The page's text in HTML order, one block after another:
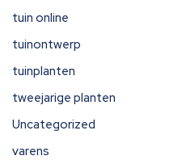
tuin online
tuinontwerp
tuinplanten
tweejarige planten
Uncategorized
varens